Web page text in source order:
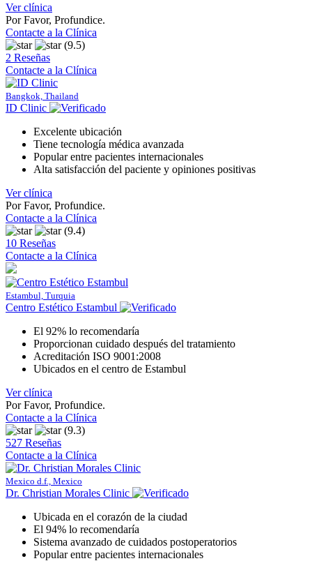
Ver clínica
Por Favor, Profundice.
Contacte a la Clínica
(9.5)
2 Reseñas
Contacte a la Clínica
Bangkok, Thailand
ID Clinic
Excelente ubicación
Tiene tecnología médica avanzada
Popular entre pacientes internacionales
Alta satisfacción del paciente y opiniones positivas
Ver clínica
Por Favor, Profundice.
Contacte a la Clínica
(9.4)
10 Reseñas
Contacte a la Clínica
Estambul, Turquia
Centro Estético Estambul
El 92% lo recomendaría
Proporcionan cuidado después del tratamiento
Acreditación ISO 9001:2008
Ubicados en el centro de Estambul
Ver clínica
Por Favor, Profundice.
Contacte a la Clínica
(9.3)
527 Reseñas
Contacte a la Clínica
Mexico d.f., Mexico
Dr. Christian Morales Clinic
Ubicada en el corazón de la ciudad
El 94% lo recomendaría
Sistema avanzado de cuidados postoperatorios
Popular entre pacientes internacionales